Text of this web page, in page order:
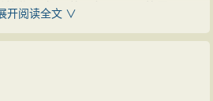
多梅子，又甜又酸，可以解渴。”
的作品有《薤露行》、《蒿里
步出夏门行》等。《薤露行》、
安初年。前一篇反映何进谋诛
乱；后一篇写关东各州郡兴兵
开阅读全文 ∨